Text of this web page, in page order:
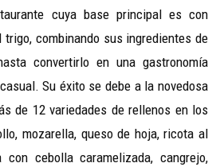
cuya base principal es con
combinando sus ingredientes de
convertirlo en una gastronomía
Su éxito se debe a la novedosa
de 12 variedades de rellenos en los
mozarella, queso de hoja, ricota al
cebolla caramelizada, cangrejo,